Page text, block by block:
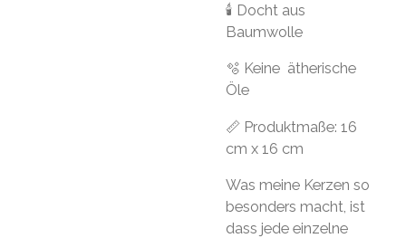
🕯 Docht aus
Baumwolle
🫧 Keine ätherische
Öle
📏 Produktmaße: 16
cm x 16 cm
Was meine Kerzen so
besonders macht, ist
dass jede einzelne